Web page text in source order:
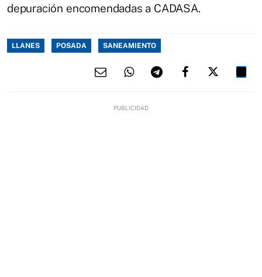
depuración encomendadas a CADASA.
LLANES POSADA SANEAMIENTO